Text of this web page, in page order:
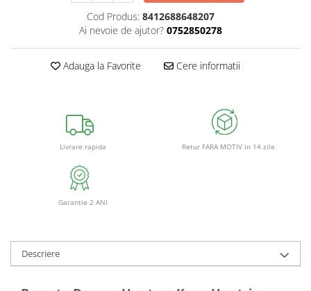
Cod Produs: 8412688648207
Ai nevoie de ajutor? 0752850278
Adauga la Favorite Cere informatii
Livrare rapida Retur FARA MOTIV in 14 zile
Garantie 2 ANI
Descriere